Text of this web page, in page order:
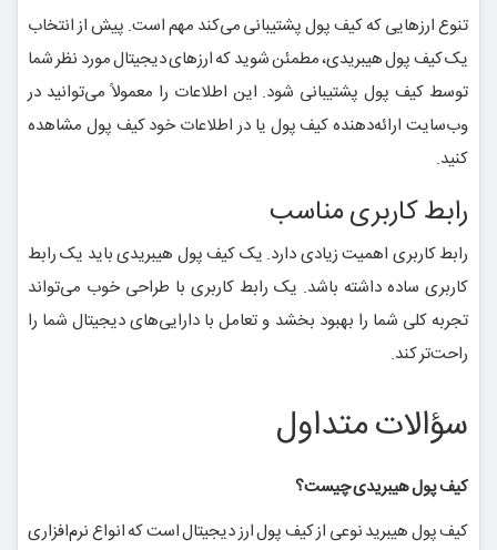
تنوع ارزهایی که کیف پول پشتیبانی می‌کند مهم است. پیش از انتخاب
یک کیف پول هیبریدی، مطمئن شوید که ارزهای دیجیتال مورد نظر شما
توسط کیف پول پشتیبانی شود. این اطلاعات را معمولاً می‌توانید در
وب‌سایت ارائه‌دهنده کیف پول یا در اطلاعات خود کیف پول مشاهده
کنید.
رابط کاربری مناسب
رابط کاربری اهمیت زیادی دارد. یک کیف پول هیبریدی باید یک رابط
کاربری ساده داشته باشد. یک رابط کاربری با طراحی خوب می‌تواند
تجربه کلی شما را بهبود بخشد و تعامل با دارایی‌های دیجیتال شما را
راحت‌تر کند.
سؤالات متداول
کیف پول هیبریدی چیست؟
کیف پول هیبرید نوعی از کیف پول ارز دیجیتال است که انواع نرم‌افزاری